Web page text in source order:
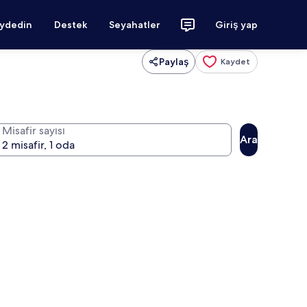
Destek Seyahatler Giriş yap
Paylaş Kaydet
Misafir sayısı
Ara